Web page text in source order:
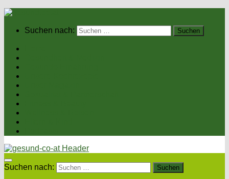
Suchen nach:
Suchen nach: